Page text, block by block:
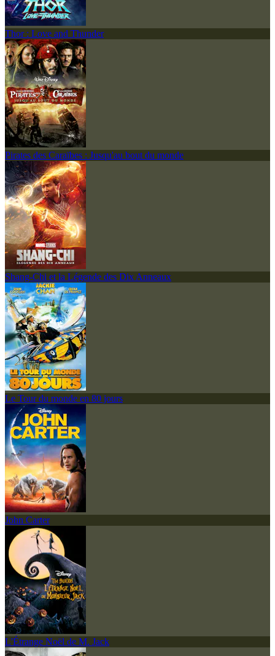
Thor : Love and Thunder
Pirates des Caraïbes : Jusqu'au bout du monde
Shang-Chi et la Légende des Dix Anneaux
Le Tour du monde en 80 jours
John Carter
L'Étrange Noël de M. Jack